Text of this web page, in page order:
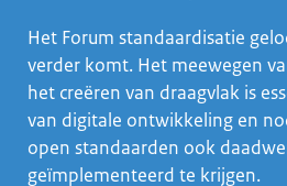
Het Forum standaardisatie
verder komt. Het meewegen
het creëren van draagvlak is
van digitale ontwikkeling en
open standaarden ook
geïmplementeerd te krijgen.